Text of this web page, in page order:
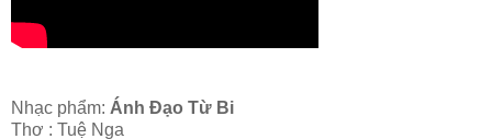
Nhạc phẩm: Ánh Đạo Từ Bi
Thơ : Tuệ Nga